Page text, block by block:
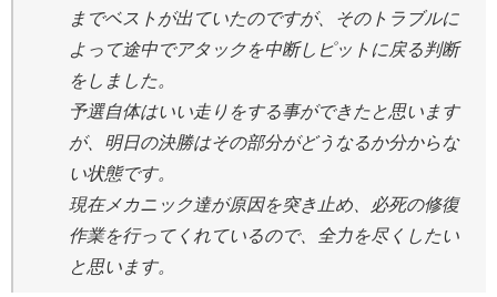
までベストが出ていたのですが、そのトラブルに
よって途中でアタックを中断しピットに戻る判断
をしました。
予選自体はいい走りをする事ができたと思います
が、明日の決勝はその部分がどうなるか分からな
い状態です。
現在メカニック達が原因を突き止め、必死の修復
作業を行ってくれているので、全力を尽くしたい
と思います。